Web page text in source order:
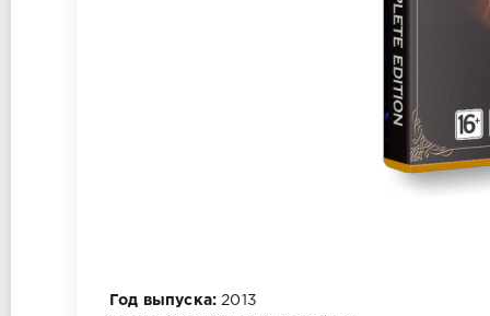
Год выпуска: 2013